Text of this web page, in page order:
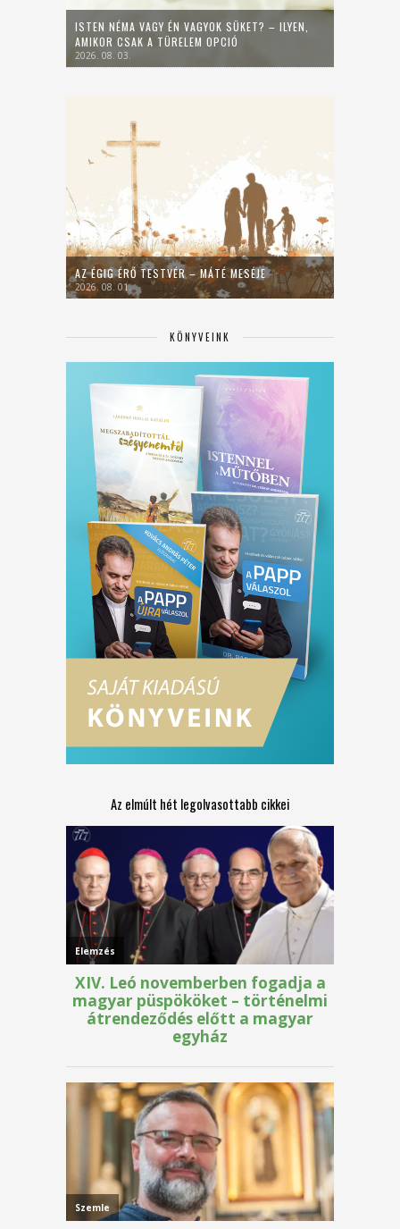
ISTEN NÉMA VAGY ÉN VAGYOK SÜKET? – ILYEN,
AMIKOR CSAK A TÜRELEM OPCIÓ
2026. 08. 03.
AZ ÉGIG ÉRŐ TESTVÉR – MÁTÉ MESÉJE
2026. 08. 01.
KÖNYVEINK
Az elmúlt hét legolvasottabb cikkei